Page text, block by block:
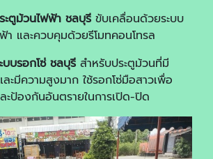
ตูม้วนไฟฟ้า ชลบุรี ขับเคลื่อนด้วยระบบ
า และควบคุมด้วยรีโมทคอนโทรล
บบรอกโซ่ ชลบุรี สำหรับประตูม้วนที่มี
ะมีความสูงมาก ใช้รอกโซ่มือสาวเพื่อ
ะป้องกันอันตรายในการเปิด-ปิด